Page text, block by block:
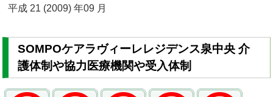
平成 21 (2009) 年09 月
SOMPOケアラヴィーレレジデンス泉中央 介
護体制や協力医療機関や受入体制